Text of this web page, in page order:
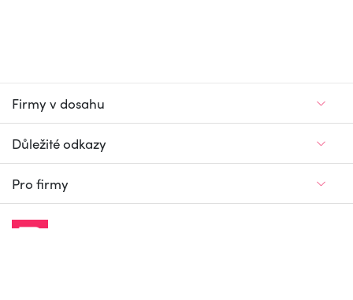
Firmy v dosahu
Důležité odkazy
Pro firmy